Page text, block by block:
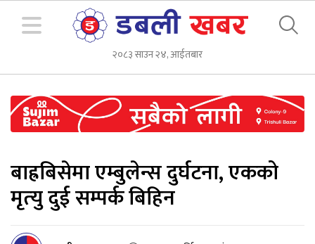
२०८३ साउन २४, आईतबार
बाह्रबिसेमा एम्बुलेन्स दुर्घटना, एकको
मृत्‍यु दुई सम्पर्क बिहिन